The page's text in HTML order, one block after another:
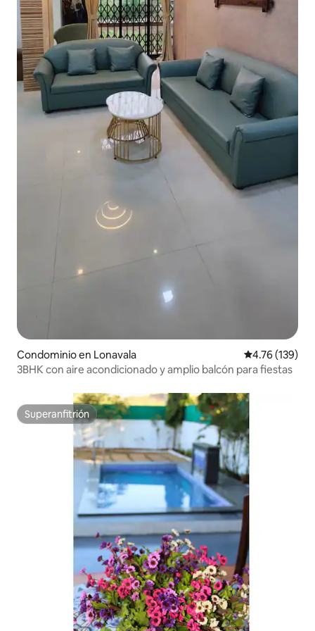
Condominio en Lonavala Calificación
4.76 (139)
3BHK con aire acondicionado y amplio balcón para fiestas
Superanfitrión
Superanfitrión